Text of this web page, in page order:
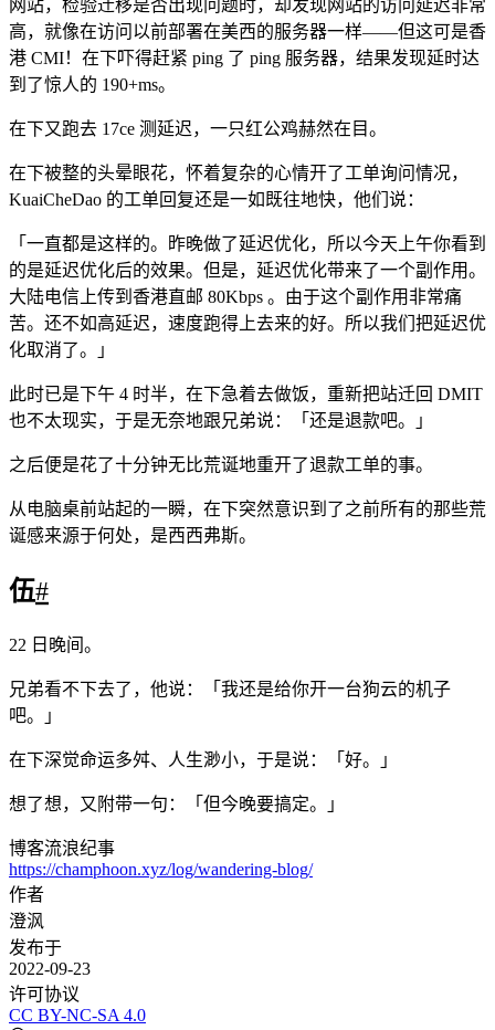
网站，检验迁移是否出现问题时，却发现网站的访问延迟非常
高，就像在访问以前部署在美西的服务器一样——但这可是香
港 CMI！在下吓得赶紧 ping 了 ping 服务器，结果发现延时达
到了惊人的 190+ms。
在下又跑去 17ce 测延迟，一只红公鸡赫然在目。
在下被整的头晕眼花，怀着复杂的心情开了工单询问情况，
KuaiCheDao 的工单回复还是一如既往地快，他们说：
「一直都是这样的。昨晚做了延迟优化，所以今天上午你看到
的是延迟优化后的效果。但是，延迟优化带来了一个副作用。
大陆电信上传到香港直邮 80Kbps 。由于这个副作用非常痛
苦。还不如高延迟，速度跑得上去来的好。所以我们把延迟优
化取消了。」
此时已是下午 4 时半，在下急着去做饭，重新把站迁回 DMIT
也不太现实，于是无奈地跟兄弟说：「还是退款吧。」
之后便是花了十分钟无比荒诞地重开了退款工单的事。
从电脑桌前站起的一瞬，在下突然意识到了之前所有的那些荒
诞感来源于何处，是西西弗斯。
伍#
22 日晚间。
兄弟看不下去了，他说：「我还是给你开一台狗云的机子
吧。」
在下深觉命运多舛、人生渺小，于是说：「好。」
想了想，又附带一句：「但今晚要搞定。」
博客流浪纪事
https://champhoon.xyz/log/wandering-blog/
作者
澄沨
发布于
2022-09-23
许可协议
CC BY-NC-SA 4.0